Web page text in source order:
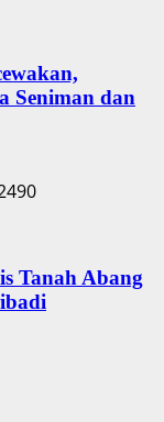
Seniman dan
Tanah Abang